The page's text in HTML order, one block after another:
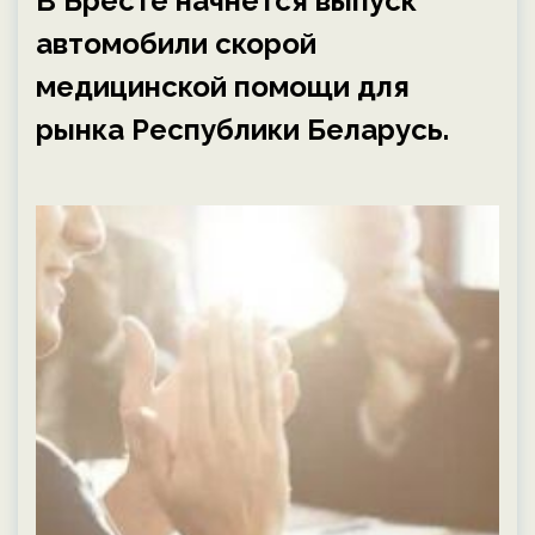
автомобили скорой
медицинской помощи для
рынка Республики Беларусь.